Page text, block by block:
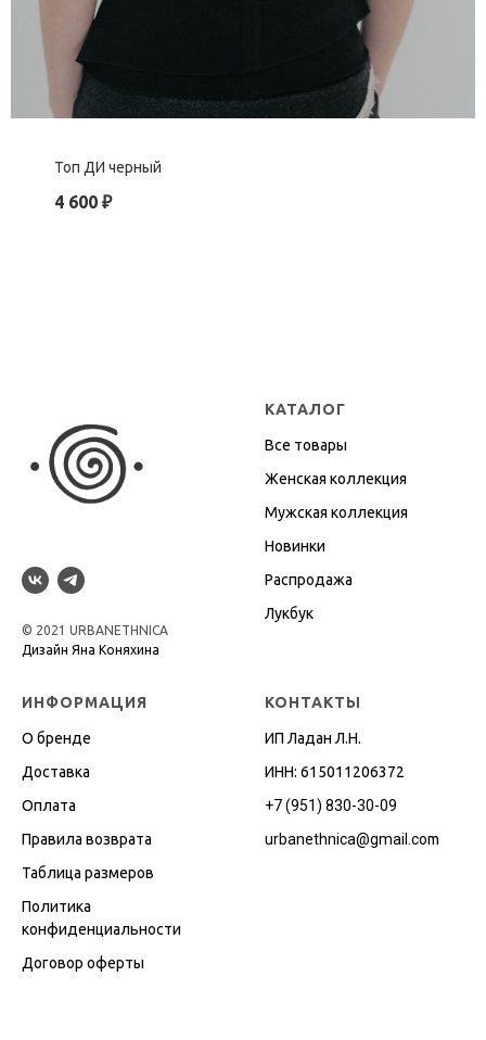
Топ ДИ черный
4 600 ₽
© 2021 URBANETHNICA
Дизайн Яна Коняхина
КАТАЛОГ
Все товары
Женская коллекция
Мужская коллекция
Новинки
Распродажа
Лукбук
ИНФОРМАЦИЯ
О бренде
Доставка
Оплата
Правила возврата
Таблица размеров
Политика
конфиденциальности
Договор оферты
КОНТАКТЫ
ИП Ладан Л.Н.
ИНН: 615011206372
+7 (951) 830-30-09
urbanethnica@gmail.com